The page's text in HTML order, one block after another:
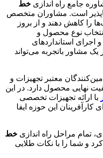
جامع راه اندازی خط
است. مشاوران متخصص
را کاهش دهند و از بروز
انتخاب نوع محصول و
اجرای استانداردهای
مشاور باتجربه می‌تواند
معتبر تجهیزات و
نهایی محصول دارد. در این
با ارائه تجهیزات تخصصی
کارآفرینان این حوزه ایفا
تمام مراحل راه اندازی خط
و شما را با نکات طلایی